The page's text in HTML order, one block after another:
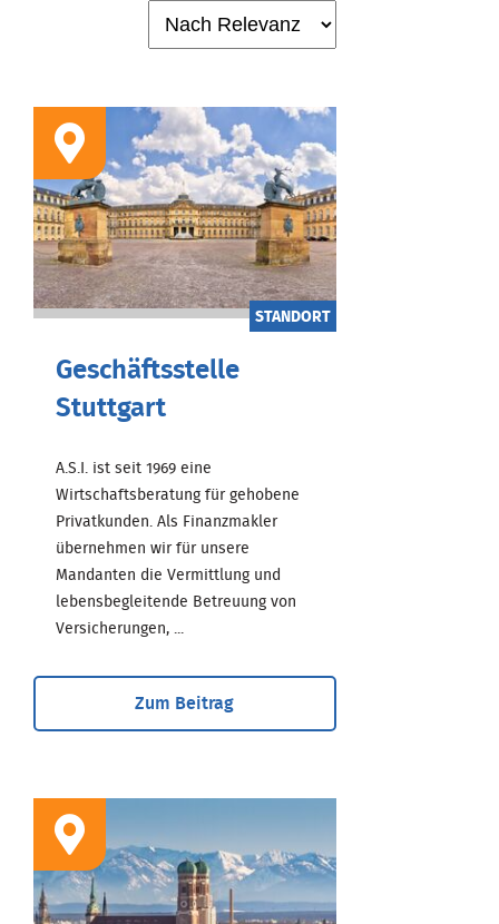
STANDORT
Geschäftsstelle
Stuttgart
A.S.I. ist seit 1969 eine
Wirtschaftsberatung für gehobene
Privatkunden. Als Finanzmakler
übernehmen wir für unsere
Mandanten die Vermittlung und
lebensbegleitende Betreuung von
Versicherungen, ...
Zum Beitrag